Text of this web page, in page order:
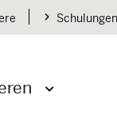
Schulungen